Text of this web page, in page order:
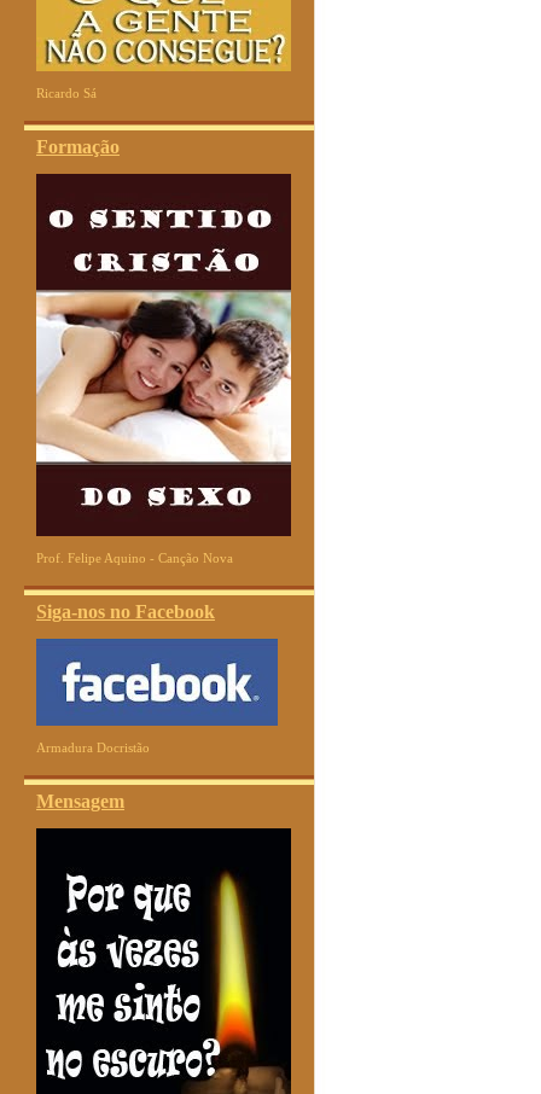
Ricardo Sá
Formação
Prof. Felipe Aquino - Canção Nova
Siga-nos no Facebook
Armadura Docristão
Mensagem